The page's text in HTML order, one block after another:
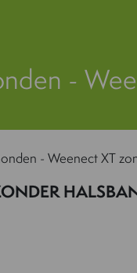
-
- Weenect XT